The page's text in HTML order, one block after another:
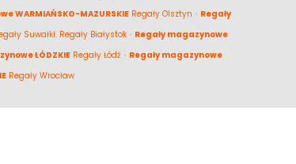
WARMIAŃSKO-MAZURSKIE Regały Olsztyn • Regały
Suwałki Regały Białystok• Regały magazynowe
ŁÓDZKIE Regały Łódź• Regały magazynowe
Regały Wrocław